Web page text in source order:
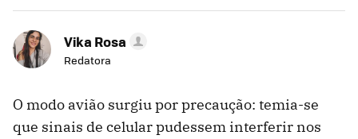
Vika Rosa
Redatora
O modo avião surgiu por precaução: temia-se
que sinais de celular pudessem interferir nos